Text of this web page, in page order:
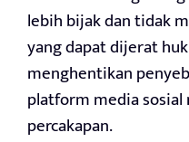
lebih bijak dan tidak
yang dapat dijerat
menghentikan
platform media
percakapan.